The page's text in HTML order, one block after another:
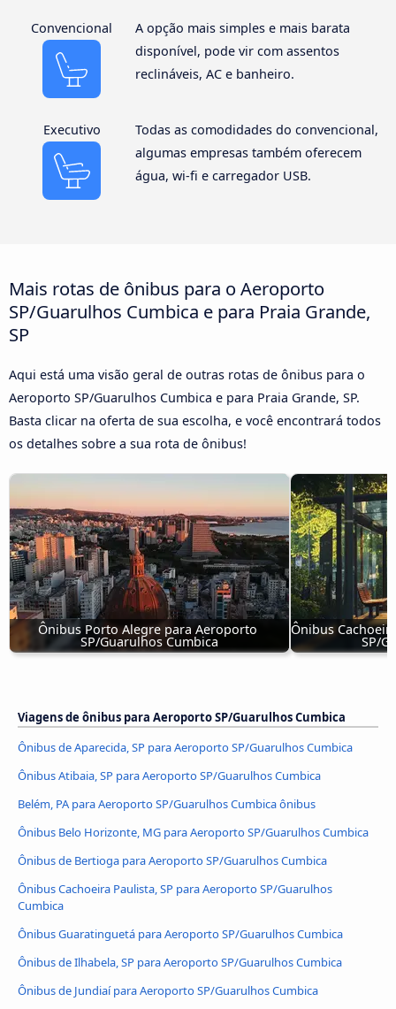
Convencional
A opção mais simples e mais barata
disponível, pode vir com assentos
reclináveis, AC e banheiro.
Executivo
Todas as comodidades do convencional,
algumas empresas também oferecem
água, wi-fi e carregador USB.
Mais rotas de ônibus para o Aeroporto
SP/Guarulhos Cumbica e para Praia Grande,
SP
Aqui está uma visão geral de outras rotas de ônibus para o
Aeroporto SP/Guarulhos Cumbica e para Praia Grande, SP.
Basta clicar na oferta de sua escolha, e você encontrará todos
os detalhes sobre a sua rota de ônibus!
Ônibus Porto Alegre para Aeroporto
SP/Guarulhos Cumbica
Ônibus
SP/
Viagens de ônibus para Aeroporto SP/Guarulhos Cumbica
Ônibus de Aparecida, SP para Aeroporto SP/Guarulhos Cumbica
Ônibus Atibaia, SP para Aeroporto SP/Guarulhos Cumbica
Belém, PA para Aeroporto SP/Guarulhos Cumbica ônibus
Ônibus Belo Horizonte, MG para Aeroporto SP/Guarulhos Cumbica
Ônibus de Bertioga para Aeroporto SP/Guarulhos Cumbica
Ônibus Cachoeira Paulista, SP para Aeroporto SP/Guarulhos
Cumbica
Ônibus Guaratinguetá para Aeroporto SP/Guarulhos Cumbica
Ônibus de Ilhabela, SP para Aeroporto SP/Guarulhos Cumbica
Ônibus de Jundiaí para Aeroporto SP/Guarulhos Cumbica